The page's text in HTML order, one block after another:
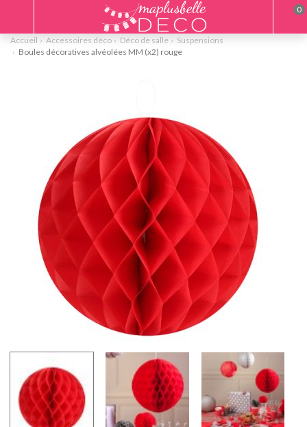
Accueil Accessoires déco Déco de salle
Suspensions
Boules décoratives alvéolées MM (x2) rouge
0